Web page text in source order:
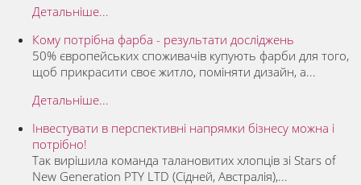
Детальніше...
Кому потрібна фарба - результати досліджень
50% європейських споживачів купують фарби для того,
щоб прикрасити своє житло, поміняти дизайн, а...
Детальніше...
Інвестувати в перспективні напрямки бізнесу можна і
потрібно!
Так вирішила команда талановитих хлопців зі Stars of
New Generation PTY LTD (Сідней, Австралія),...